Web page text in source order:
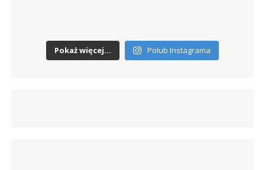
Pokaż więcej... Polub Instagrama